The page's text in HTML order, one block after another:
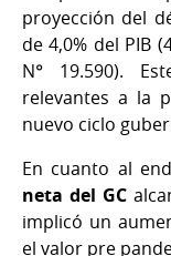
proyección del
de 4,0% del PIB
N° 19.590).
relevantes a la
nuevo ciclo
En cuanto al
neta del GC
implicó un
el valor pre